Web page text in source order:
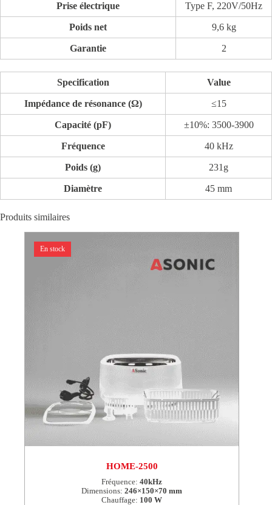
Prise électrique Type F, 220V/50Hz
Poids net 9,6 kg
Garantie 2
Specification Value
Impédance de résonance (Ω) ≤15
Capacité (pF) ±10%: 3500-3900
Fréquence 40 kHz
Poids (g) 231g
Diamètre 45 mm
Produits similaires
En stock
HOME-2500
Fréquence: 40kHz
Dimensions: 246×150×70 mm
Chauffage: 100 W